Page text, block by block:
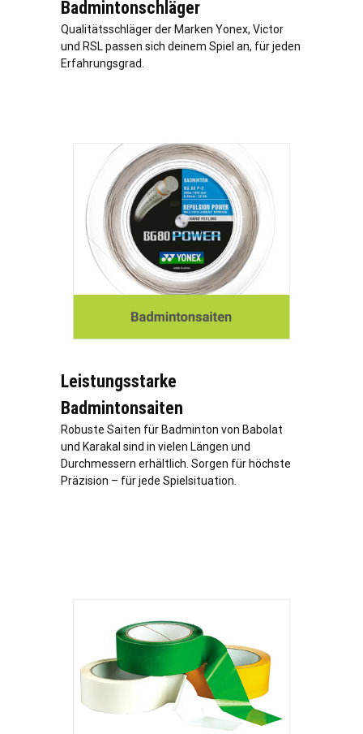
Badmintonschläger
Qualitätsschläger der Marken Yonex, Victor
und RSL passen sich deinem Spiel an, für jeden
Erfahrungsgrad.
Leistungsstarke
Badmintonsaiten
Robuste Saiten für Badminton von Babolat
und Karakal sind in vielen Längen und
Durchmessern erhältlich. Sorgen für höchste
Präzision – für jede Spielsituation.